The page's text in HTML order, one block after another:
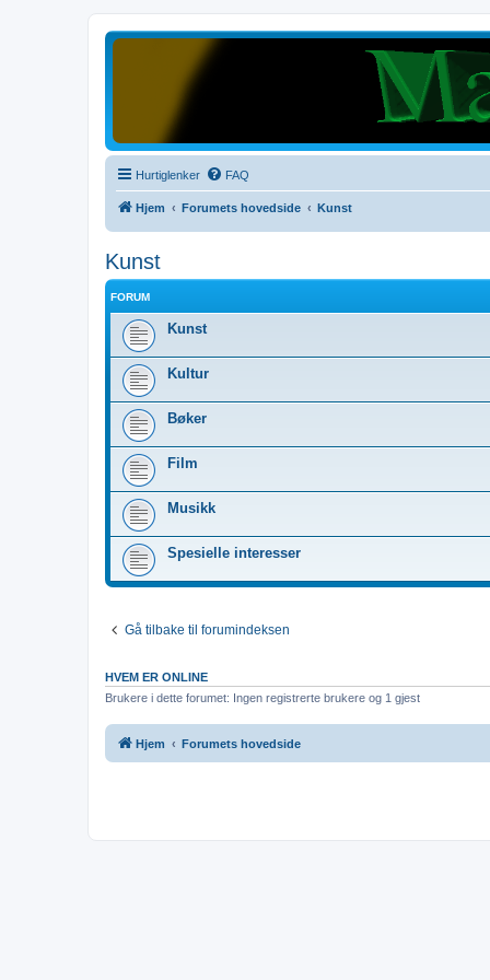
Hurtiglenker FAQ
Hjem Forumets hovedside Kunst
Kunst
FORUM
Kunst
Kultur
Bøker
Film
Musikk
Spesielle interesser
Gå tilbake til forumindeksen
HVEM ER ONLINE
Brukere i dette forumet: Ingen registrerte brukere og 1 gjest
Hjem Forumets hovedside